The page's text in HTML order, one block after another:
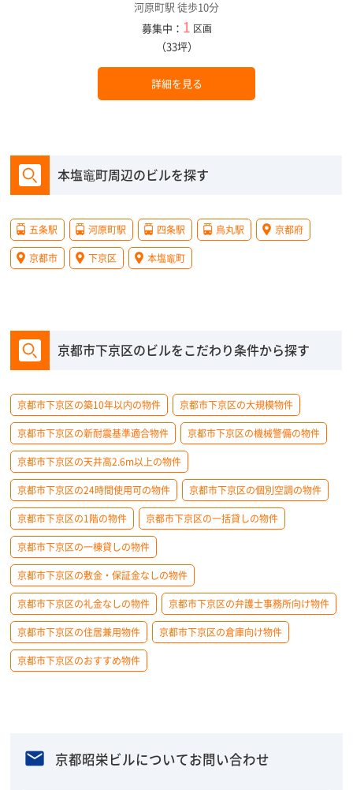
河原町駅 徒歩10分
募集中： 1 区画
（33坪）
詳細を見る
本塩竈町周辺のビルを探す
五条駅 河原町駅 四条駅 烏丸駅 京都府
京都市 下京区 本塩竈町
京都市下京区のビルをこだわり条件から探す
京都市下京区の築10年以内の物件 京都市下京区の大規模物件
京都市下京区の新耐震基準適合物件 京都市下京区の機械警備の物件
京都市下京区の天井高2.6m以上の物件
京都市下京区の24時間使用可の物件 京都市下京区の個別空調の物件
京都市下京区の1階の物件 京都市下京区の一括貸しの物件
京都市下京区の一棟貸しの物件
京都市下京区の敷金・保証金なしの物件
京都市下京区の礼金なしの物件 京都市下京区の弁護士事務所向け物件
京都市下京区の住居兼用物件 京都市下京区の倉庫向け物件
京都市下京区のおすすめ物件
京都昭栄ビルについてお問い合わせ